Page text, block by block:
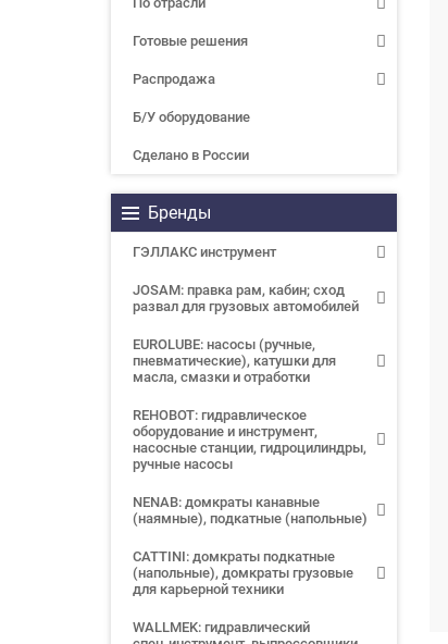
Готовые решения
Распродажа
Б/У оборудование
Сделано в России
Бренды
ГЭЛЛАКС инструмент
JOSAM: правка рам, кабин; сход
развал для грузовых автомобилей
EUROLUBE: насосы (ручные,
пневматические), катушки для
масла, смазки и отработки
REHOBOT: гидравлическое
оборудование и инструмент,
насосные станции, гидроцилиндры,
ручные насосы
NENAB: домкраты канавные
(наямные), подкатные (напольные)
CATTINI: домкраты подкатные
(напольные), домкраты грузовые
для карьерной техники
WALLMEK: гидравлический